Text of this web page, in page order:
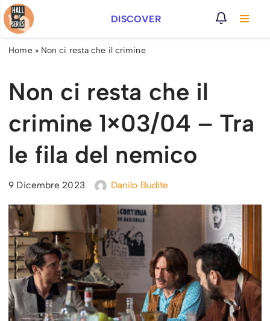
Vai
al
DISCOVER
Home» Non ci resta che il crimine
Non ci resta che il
crimine 1×03/04 – Tra
le fila del nemico
9 Dicembre 2023 Danilo Budite